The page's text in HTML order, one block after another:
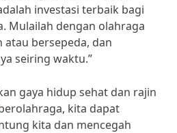
investasi terbaik bagi
Mulailah dengan olahraga
bersepeda, dan
seiring waktu.”
gaya hidup sehat dan rajin
kita dapat
kita dan mencegah